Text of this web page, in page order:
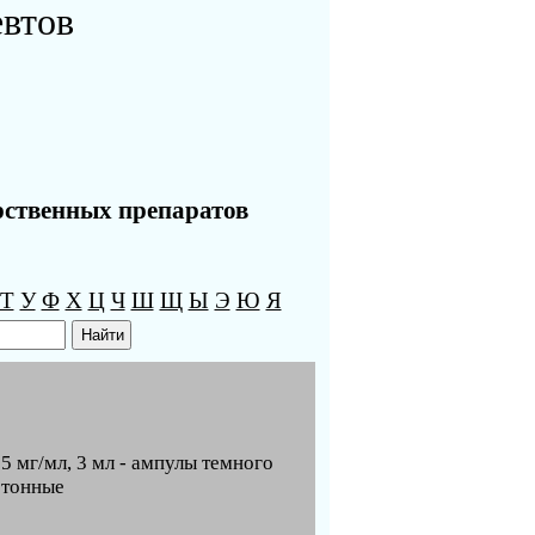
препаратов
Т У Ф Х Ц Ч Ш Щ Ы Э Ю Я
мг/мл, 3 мл - ампулы темного